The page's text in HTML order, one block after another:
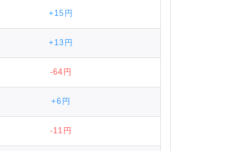
+15円
+13円
-64円
+6円
-11円